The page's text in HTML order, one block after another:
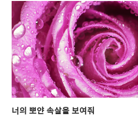
너의 뽀얀 속살을 보여줘